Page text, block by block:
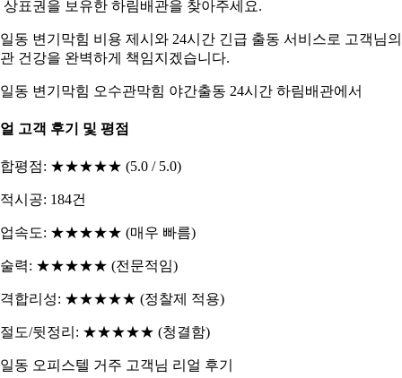
상표권을 보유한 하림배관을 찾아주세요.
동 변기막힘 비용 제시와 24시간 긴급 출동 서비스로 고객님의
건강을 완벽하게 책임지겠습니다.
동 변기막힘 오수관막힘 야간출동 24시간 하림배관에서
고객 후기 및 평점
평점: ★★★★★ (5.0 / 5.0)
시공: 184건
속도: ★★★★★ (매우 빠름)
력: ★★★★★ (전문적임)
합리성: ★★★★★ (정찰제 적용)
도/뒷정리: ★★★★★ (청결함)
동 오피스텔 거주 고객님 리얼 후기